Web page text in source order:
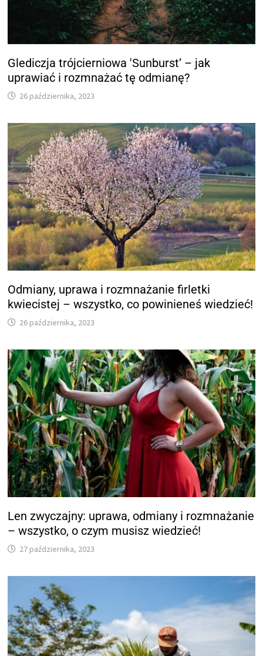
Glediczja trójcierniowa 'Sunburst’ – jak
uprawiać i rozmnażać tę odmianę?
26 października, 2023
Odmiany, uprawa i rozmnażanie firletki
kwiecistej – wszystko, co powinieneś wiedzieć!
26 października, 2023
Len zwyczajny: uprawa, odmiany i rozmnażanie
– wszystko, o czym musisz wiedzieć!
27 października, 2023